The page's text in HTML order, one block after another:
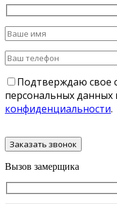
Подтверждаю свое
персональных данных
конфиденциальности.
Вызов замерщика